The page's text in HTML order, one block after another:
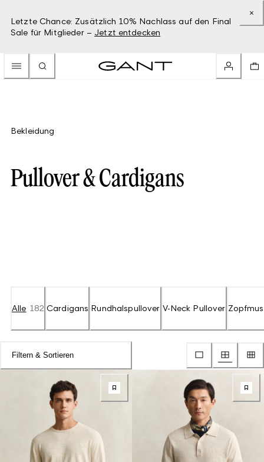
Letzte Chance: Zusätzlich 10% Nachlass auf den Final
Sale für Mitglieder – Jetzt entdecken
Bekleidung
Pullover & Cardigans
Alle 182 Cardigans Rundhalspullover V-Neck Pullover
Filtern & Sortieren